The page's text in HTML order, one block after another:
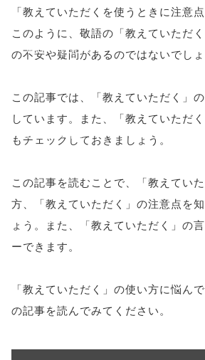
f, 'Gwindow',
'width=550,
menubar=no,
toolbar=no,
); return
false;"> シェア
「教えていただくを使うときに注意点
このように、敬語の「教えていただ
の不安や疑問があるのではないでしょ
この記事では、「教えていただく」
しています。また、「教えていただ
もチェックしておきましょう。
この記事を読むことで、「教えてい
方、「教えていただく」の注意点を
ょう。また、「教えていただく」の
ーできます。
「教えていただく」の使い方に悩ん
の記事を読んでみてください。